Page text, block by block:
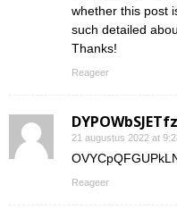
whether this post
such detailed
Thanks!
Reageer
21 augustus 2022 at
Reageer